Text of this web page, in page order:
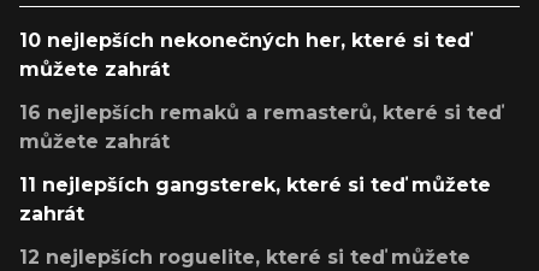
10 nejlepších nekonečných her, které si teď
můžete zahrát
16 nejlepších remaků a remasterů, které si teď
můžete zahrát
11 nejlepších gangsterek, které si teď můžete
zahrát
12 nejlepších roguelite, které si teď můžete